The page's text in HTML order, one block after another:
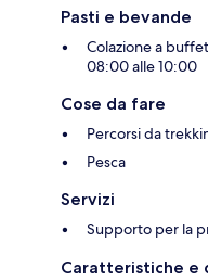
Pasti e bevande
Colazione a
08:00 alle 10:00
Cose da fare
Percorsi da
Pesca
Servizi
Supporto per la
Caratteristiche e